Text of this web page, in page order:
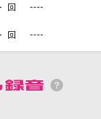
オケ最新情報をチェック！
回 ----
回 ----